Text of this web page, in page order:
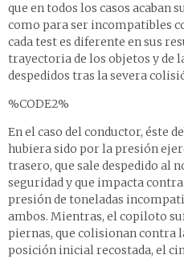
que en todos los casos acaban
como para ser incompatibles
cada test es diferente en sus
trayectoria de los objetos y de
despedidos tras la severa
%CODE2%
En el caso del conductor, éste
hubiera sido por la presión
trasero, que sale despedido al
seguridad y que impacta
presión de toneladas
ambos. Mientras, el copiloto
piernas, que colisionan contra
posición inicial recostada, el